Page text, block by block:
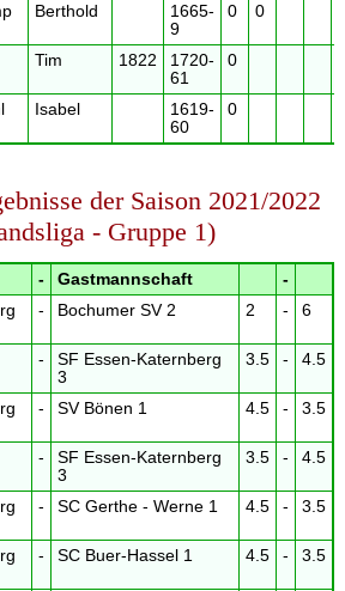
Berthold
1665-
9
0 0
Tim 1822
1720-
61
0
Isabel
1619-
60
0
der Saison 2021/2022
- Gruppe 1)
- Gastmannschaft
-
- Bochumer SV 2 2 - 6
-
SF Essen-Katernberg
3
3.5 - 4.5
- SV Bönen 1 4.5 - 3.5
-
SF Essen-Katernberg
3
3.5 - 4.5
- SC Gerthe - Werne 1 4.5 - 3.5
- SC Buer-Hassel 1 4.5 - 3.5